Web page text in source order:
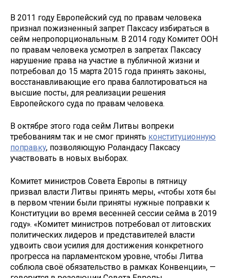
В 2011 году Европейский суд по правам человека
признал пожизненный запрет Паксасу избираться в
сейм непропорциональным. В 2014 году Комитет ООН
по правам человека усмотрел в запретах Паксасу
нарушение права на участие в публичной жизни и
потребовал до 15 марта 2015 года принять законы,
восстанавливающие его права баллотироваться на
высшие посты, для реализации решения
Европейского суда по правам человека.
В октябре этого года сейм Литвы вопреки
требованиям так и не смог принять конституционную
поправку, позволяющую Роландасу Паксасу
участвовать в новых выборах.
Комитет министров Совета Европы в пятницу
призвал власти Литвы принять меры, «чтобы хотя бы
в первом чтении были приняты нужные поправки к
Конституции во время весенней сессии сейма в 2019
году». «Комитет министров потребовал от литовских
политических лидеров и представителей власти
удвоить свои усилия для достижения конкретного
прогресса на парламентском уровне, чтобы Литва
соблюла своё обязательство в рамках Конвенции», —